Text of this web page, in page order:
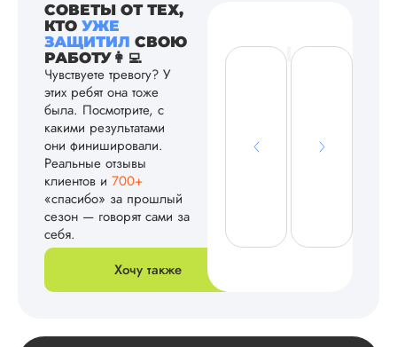
СОВЕТЫ ОТ ТЕХ,
КТО УЖЕ
ЗАЩИТИЛ СВОЮ
РАБОТУ👩‍💻
Чувствуете тревогу? У
этих ребят она тоже
была. Посмотрите, с
какими результатами
они финишировали.
Реальные отзывы
клиентов и 700+
«спасибо» за прошлый
сезон — говорят сами за
себя.
Хочу также